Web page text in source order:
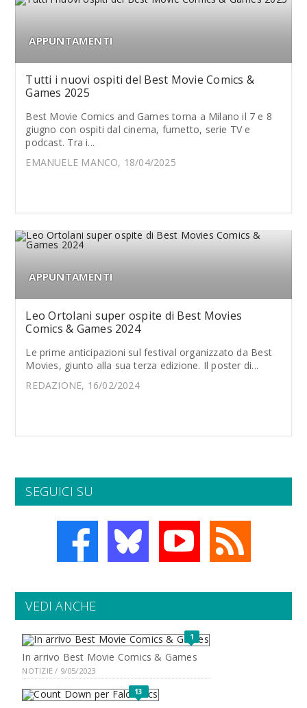
APPUNTAMENTI
Tutti i nuovi ospiti del Best Movie Comics &
Games 2025
Best Movie Comics and Games torna a Milano il 7 e 8
giugno con ospiti dal cinema, fumetto, serie TV e
podcast. Tra i...
EMANUELE MANCO, 18/04/2025
APPUNTAMENTI
Leo Ortolani super ospite di Best Movies
Comics & Games 2024
Le prime anticipazioni sul festival organizzato da Best
Movies, giunto alla sua terza edizione. Il poster di...
REDAZIONE, 16/02/2024
SEGUICI SU
VEDI ANCHE
1
In arrivo Best Movie Comics & Games
NOTIZIE / 9/05/2023
13